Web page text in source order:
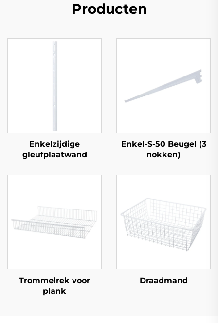
Producten
Enkelzijdige
gleufplaatwand
Enkel-S-50 Beugel (3
nokken)
Trommelrek voor
plank
Draadmand